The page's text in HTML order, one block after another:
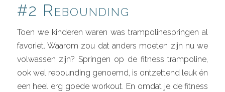
#2 Rebounding
Toen we kinderen waren was trampolinespringen al
favoriet. Waarom zou dat anders moeten zijn nu we
volwassen zijn? Springen op de fitness trampoline,
ook wel rebounding genoemd, is ontzettend leuk én
een heel erg goede workout. En omdat je de fitness